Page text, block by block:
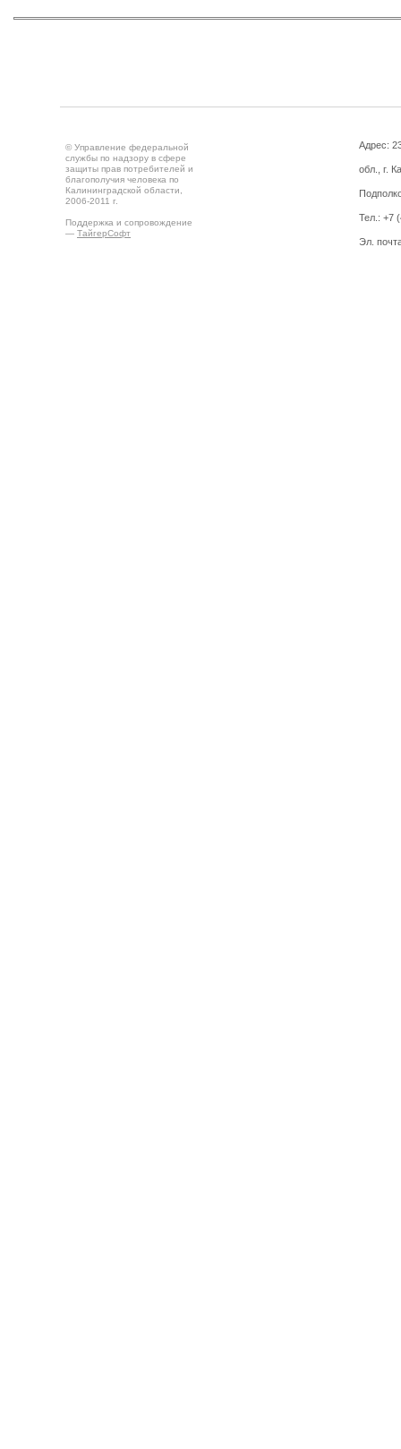
© Управление федеральной
службы по надзору в сфере
защиты прав потребителей и
благополучия человека по
Калининградской области,
2006-2011 г.
Поддержка и сопровождение
— ТайгерСофт
Адрес:
обл., г.
Тел.: +7
Эл.